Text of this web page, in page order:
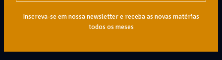
Inscreva-se em nossa newsletter e receba as novas matérias
todos os meses